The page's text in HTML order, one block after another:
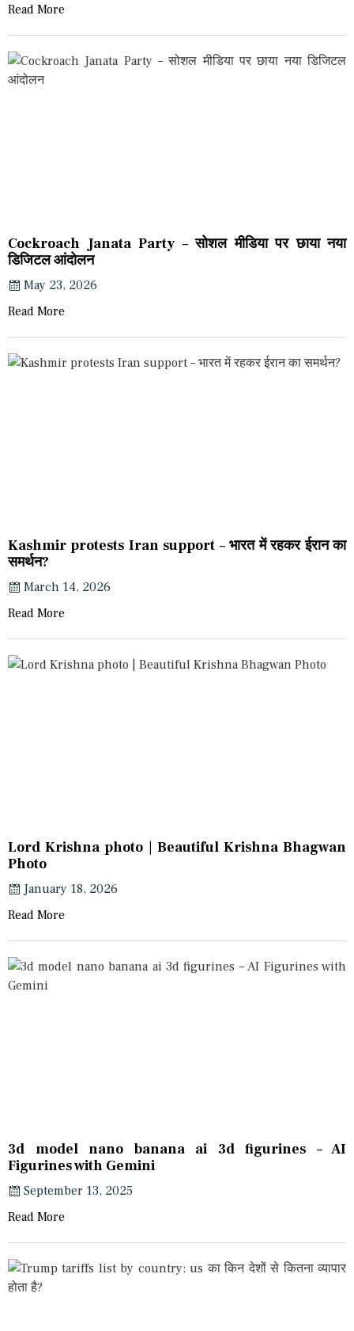
Read More
Cockroach Janata Party – सोशल मीडिया पर छाया नया
डिजिटल आंदोलन
May 23, 2026
Read More
Kashmir protests Iran support – भारत में रहकर ईरान का
समर्थन?
March 14, 2026
Read More
Lord Krishna photo | Beautiful Krishna Bhagwan
Photo
January 18, 2026
Read More
3d model nano banana ai 3d figurines – AI
Figurines with Gemini
September 13, 2025
Read More